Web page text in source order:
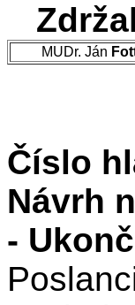
MUDr. Ján
Číslo
Návrh
-